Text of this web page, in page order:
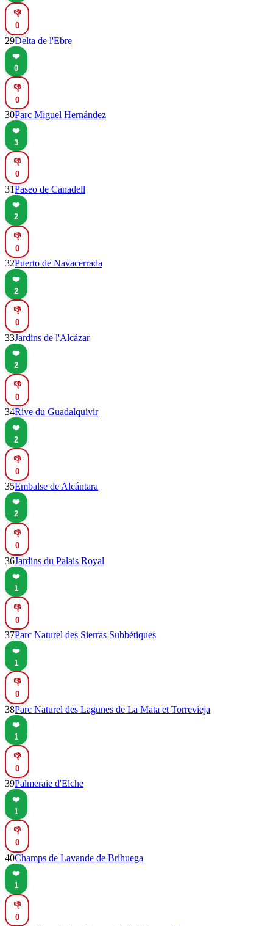
👎
0
29Delta de l'Ebre
❤️
0
👎
0
30Parc Miguel Hernández
❤️
3
👎
0
31Paseo de Canadell
❤️
2
👎
0
32Puerto de Navacerrada
❤️
2
👎
0
33Jardins de l'Alcázar
❤️
2
👎
0
34Rive du Guadalquivir
❤️
2
👎
0
35Embalse de Alcántara
❤️
2
👎
0
36Jardins du Palais Royal
❤️
1
👎
0
37Parc Naturel des Sierras Subbétiques
❤️
1
👎
0
38Parc Naturel des Lagunes de La Mata et Torrevieja
❤️
1
👎
0
39Palmeraie d'Elche
❤️
1
👎
0
40Champs de Lavande de Brihuega
❤️
1
👎
0